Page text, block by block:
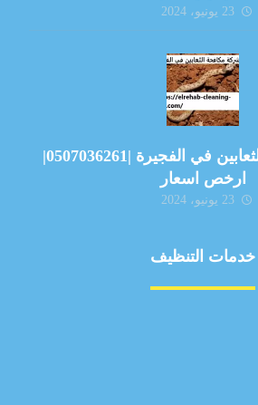
23 يونيو، 2024
شركة مكافحة الثعابين في الفجيرة |0507036261|
ارخص اسعار
23 يونيو، 2024
خدمات التنظيف